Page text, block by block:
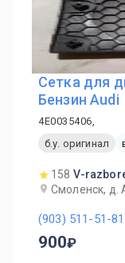
Сетка для
Бензин Audi
4E0035406,
б.у. оригинал
158 V-
Смоленск, д.
(903) 511-51-81
900